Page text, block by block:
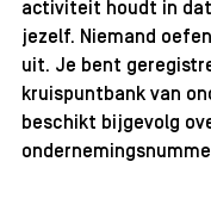
activiteit houdt in
jezelf. Niemand
uit. Je bent
kruispuntbank van
beschikt bijgevolg